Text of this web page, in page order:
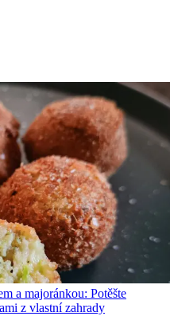
a majoránkou: Potěšte
z vlastní zahrady